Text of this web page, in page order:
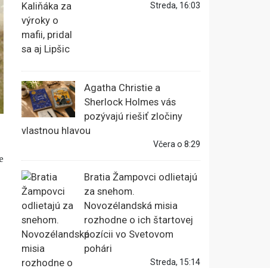
Streda, 16:03
Agatha Christie a
Sherlock Holmes vás
pozývajú riešiť zločiny
vlastnou hlavou
Včera o 8:29
Bratia Žampovci odlietajú
za snehom.
Novozélandská misia
rozhodne o ich štartovej
pozícii vo Svetovom
pohári
Streda, 15:14